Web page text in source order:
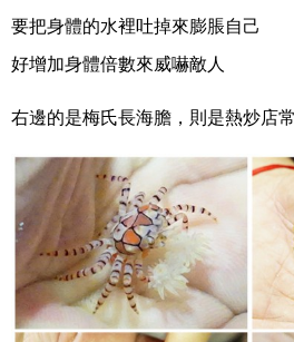
要把身體的水裡吐掉來膨脹自己
好增加身體倍數來威嚇敵人
右邊的是梅氏長海膽，則是熱炒店